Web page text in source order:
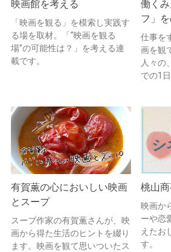
映画館を考える
「映画を観る」を模索し実践す
る場を取材。「“映画を観る
場”の可能性は？」を考える連
載です。
働く
フ」
仕事を
画を観
人々の
での1
有賀薫の心においしい映画
とスープ
スープ作家の有賀薫さんが、映
画から得た生活のヒントを綴り
ます。映画を観て思いついたス
桃山
映画か
ーや恋
えたお
す。